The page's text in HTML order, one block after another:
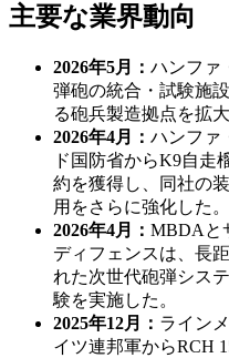
主要な業界動向
2026年5月： ハンファ
弾砲の統合・試験施
る砲兵製造拠点を拡
2026年4月： ハンファ
ド国防省からK9自走
約を獲得し、同社の
用をさらに強化した。
2026年4月： MBDAと
ディフェンスは、長
れた次世代砲弾シス
験を実施した。
2025年12月： ライン
イツ連邦軍からRCH